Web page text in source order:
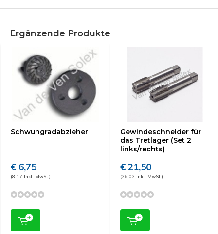
Ergänzende Produkte
Schwungradabzieher
€ 6,75
(8,17 Inkl. MwSt.)
Gewindeschneider für
das Tretlager (Set 2
links/rechts)
€ 21,50
(26,02 Inkl. MwSt.)